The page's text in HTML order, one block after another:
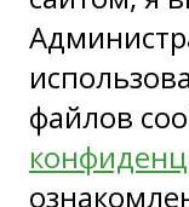
файлов